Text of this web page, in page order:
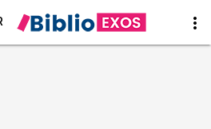
more_vert